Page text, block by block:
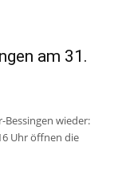
am 31.
Bessingen wieder:
Uhr öffnen die